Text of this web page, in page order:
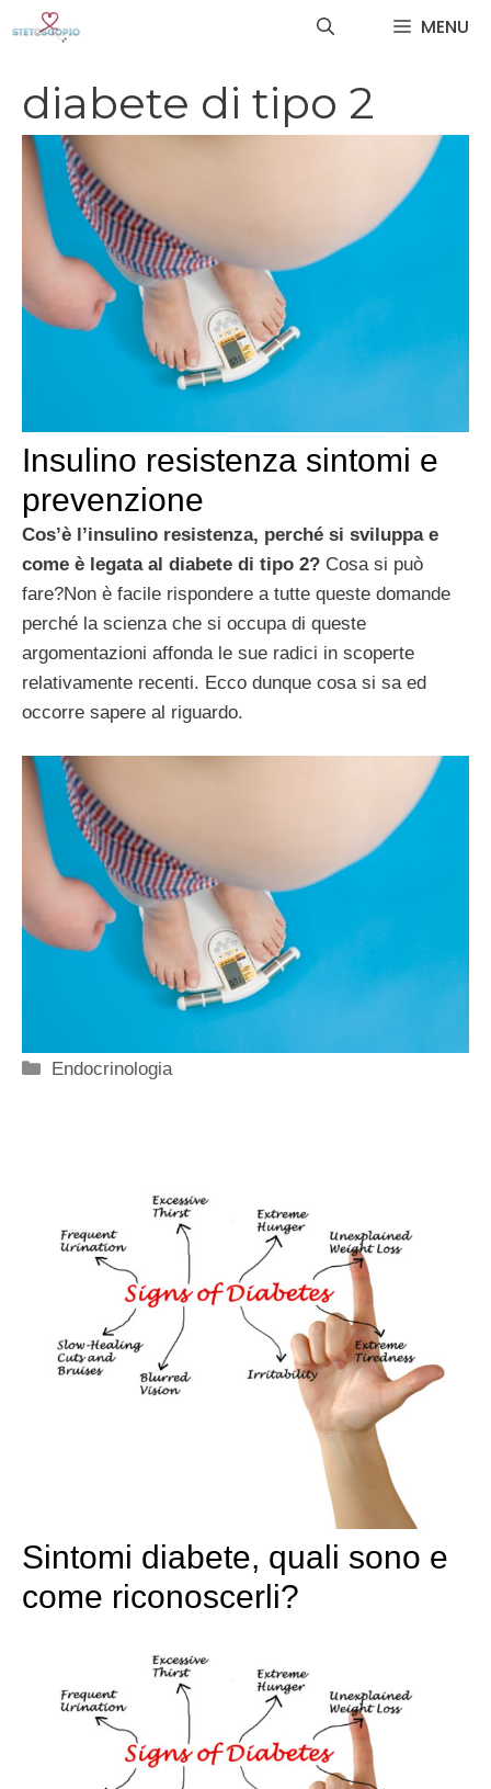
MENU
diabete di tipo 2
Insulino resistenza sintomi e
prevenzione
Cos’è l’insulino resistenza, perché si sviluppa e
come è legata al diabete di tipo 2? Cosa si può
fare?Non è facile rispondere a tutte queste domande
perché la scienza che si occupa di queste
argomentazioni affonda le sue radici in scoperte
relativamente recenti. Ecco dunque cosa si sa ed
occorre sapere al riguardo.
Categorie
Endocrinologia
Sintomi diabete, quali sono e
come riconoscerli?